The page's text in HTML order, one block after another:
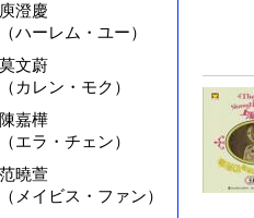
庾澄慶
（ハーレム・ユー）
莫文蔚
（カレン・モク）
陳嘉樺
（エラ・チェン）
范曉萱
（メイビス・ファン）